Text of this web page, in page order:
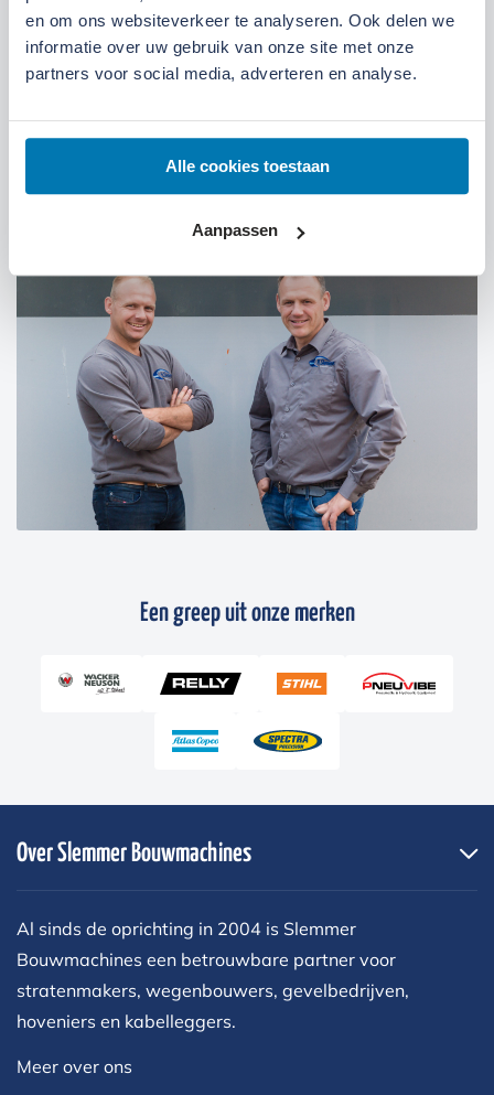
en om ons websiteverkeer te analyseren. Ook delen we
informatie over uw gebruik van onze site met onze
partners voor social media, adverteren en analyse.
Alle cookies toestaan
Aanpassen
We zijn gevestigd aan de Broeksteeg 1 in Ede.
Maandag t/m zaterdag open. Bereikbaar via0318-
265555. Bekijk deze locatie.
07:00 tot 17:30 uur Maandag t/m vrijdag
Een greep uit onze merken
Over Slemmer Bouwmachines
Al sinds de oprichting in 2004 is Slemmer
Bouwmachines een betrouwbare partner voor
stratenmakers, wegenbouwers, gevelbedrijven,
hoveniers en kabelleggers.
Meer over ons